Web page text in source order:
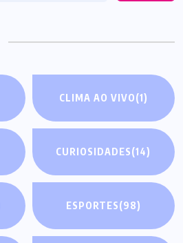
CLIMA AO VIVO(1)
CURIOSIDADES(14)
ESPORTES(98)